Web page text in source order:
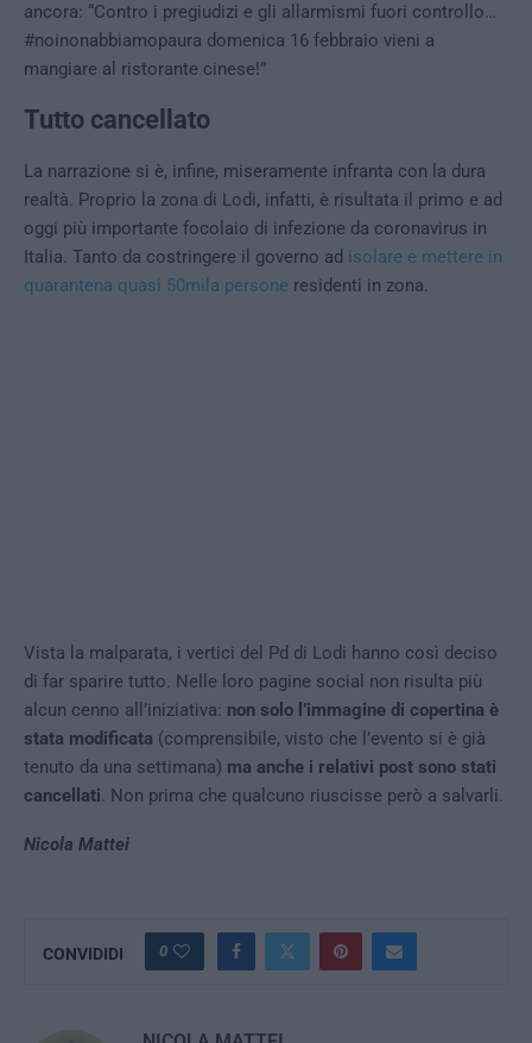
ancora: “Contro i pregiudizi e gli allarmismi fuori controllo…
#noinonabbiamopaura domenica 16 febbraio vieni a
mangiare al ristorante cinese!”
Tutto cancellato
La narrazione si è, infine, miseramente infranta con la dura
realtà. Proprio la zona di Lodi, infatti, è risultata il primo e ad
oggi più importante focolaio di infezione da coronavirus in
Italia. Tanto da costringere il governo ad isolare e mettere in
quarantena quasi 50mila persone residenti in zona.
Vista la malparata, i vertici del Pd di Lodi hanno così deciso
di far sparire tutto. Nelle loro pagine social non risulta più
alcun cenno all’iniziativa: non solo l’immagine di copertina è
stata modificata (comprensibile, visto che l’evento si è già
tenuto da una settimana) ma anche i relativi post sono stati
cancellati. Non prima che qualcuno riuscisse però a salvarli.
Nicola Mattei
CONVIDIDI 0